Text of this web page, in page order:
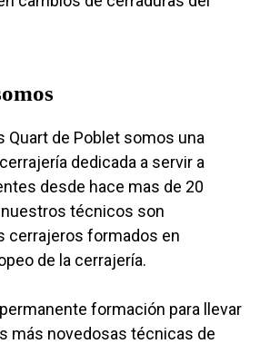
Quart de Poblet somos una
dedicada a servir a
desde hace mas de 20
técnicos son
cerrajeros formados en
de la cerrajería.
formación para llevar
más novedosas técnicas de